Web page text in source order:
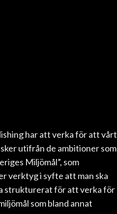
har att verka för att vårt
utifrån de ambitioner som
Miljömål”, som
verktyg i syfte att man ska
strukturerat för att verka för
som bland annat